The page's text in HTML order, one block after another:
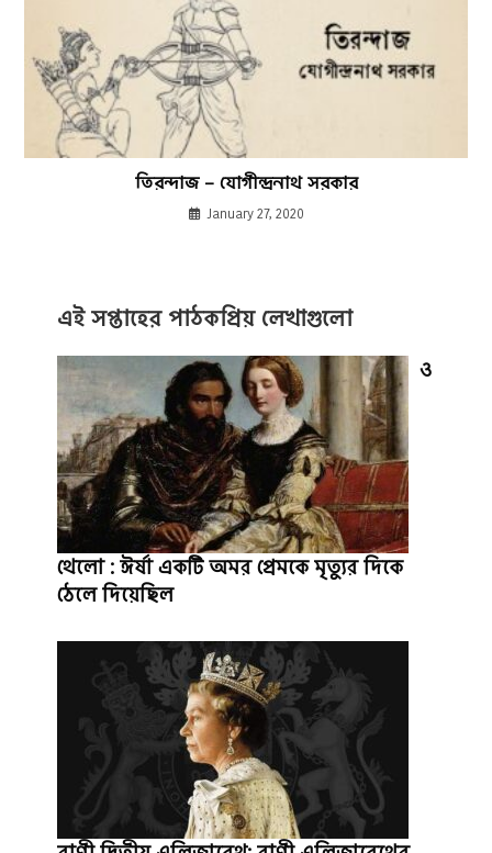
তিরন্দাজ – যোগীন্দ্রনাথ সরকার
January 27, 2020
এই সপ্তাহের পাঠকপ্রিয় লেখাগুলো
ও
থেলো : ঈর্ষা একটি অমর প্রেমকে মৃত্যুর দিকে
ঠেলে দিয়েছিল